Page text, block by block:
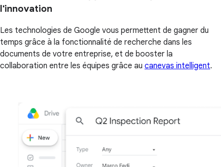
l'innovation
Les technologies de Google vous permettent de gagner du
temps grâce à la fonctionnalité de recherche dans les
documents de votre entreprise, et de booster la
collaboration entre les équipes grâce au canevas intelligent.